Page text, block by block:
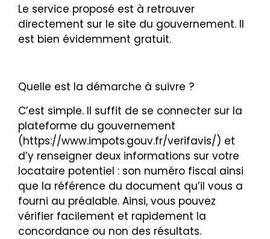
Le service proposé est à retrouver
directement sur le site du gouvernement. Il
est bien évidemment gratuit.
Quelle est la démarche à suivre ?
C’est simple. Il suffit de se connecter sur la
plateforme du gouvernement
(https://www.impots.gouv.fr/verifavis/) et
d’y renseigner deux informations sur votre
locataire potentiel : son numéro fiscal ainsi
que la référence du document qu’il vous a
fourni au préalable. Ainsi, vous pouvez
vérifier facilement et rapidement la
concordance ou non des résultats.